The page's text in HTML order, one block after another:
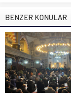
BENZER KONULAR